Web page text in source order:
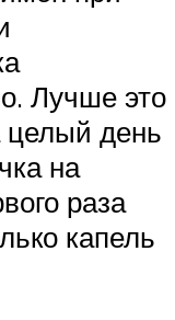
Лучше это
целый день
на
раза
капель